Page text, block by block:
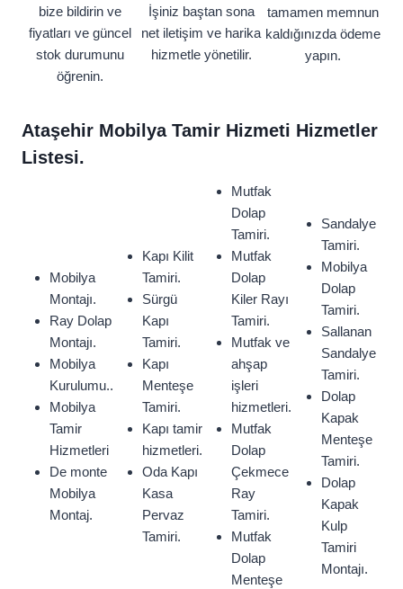
bize bildirin ve
fiyatları ve güncel
stok durumunu
öğrenin.
İşiniz baştan sona
net iletişim ve harika
hizmetle yönetilir.
tamamen memnun
kaldığınızda ödeme
yapın.
Ataşehir Mobilya Tamir Hizmeti Hizmetler
Listesi.
Mobilya
Montajı.
Ray Dolap
Montajı.
Mobilya
Kurulumu..
Mobilya
Tamir
Hizmetleri
De monte
Mobilya
Montaj.
Kapı Kilit
Tamiri.
Sürgü
Kapı
Tamiri.
Kapı
Menteşe
Tamiri.
Kapı tamir
hizmetleri.
Oda Kapı
Kasa
Pervaz
Tamiri.
Mutfak
Dolap
Tamiri.
Mutfak
Dolap
Kiler Rayı
Tamiri.
Mutfak ve
ahşap
işleri
hizmetleri.
Mutfak
Dolap
Çekmece
Ray
Tamiri.
Mutfak
Dolap
Menteşe
Sandalye
Tamiri.
Mobilya
Dolap
Tamiri.
Sallanan
Sandalye
Tamiri.
Dolap
Kapak
Menteşe
Tamiri.
Dolap
Kapak
Kulp
Tamiri
Montajı.